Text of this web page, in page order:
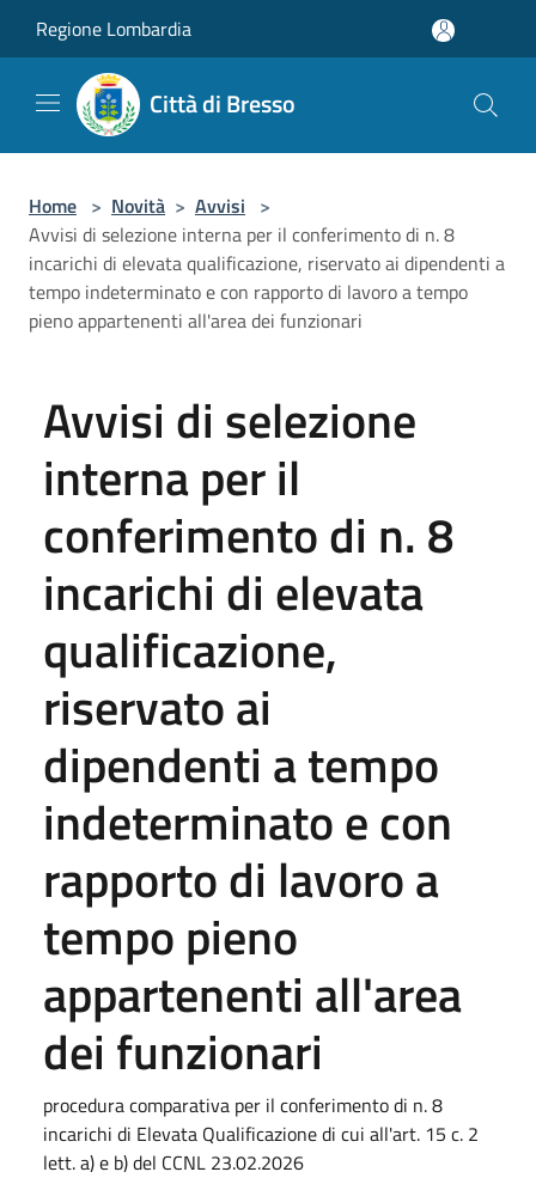
Regione Lombardia
Città di Bresso
Home > Novità > Avvisi >
Avvisi di selezione interna per il conferimento di n. 8
incarichi di elevata qualificazione, riservato ai dipendenti a
tempo indeterminato e con rapporto di lavoro a tempo
pieno appartenenti all'area dei funzionari
Avvisi di selezione
interna per il
conferimento di n. 8
incarichi di elevata
qualificazione,
riservato ai
dipendenti a tempo
indeterminato e con
rapporto di lavoro a
tempo pieno
appartenenti all'area
dei funzionari
procedura comparativa per il conferimento di n. 8
incarichi di Elevata Qualificazione di cui all'art. 15 c. 2
lett. a) e b) del CCNL 23.02.2026